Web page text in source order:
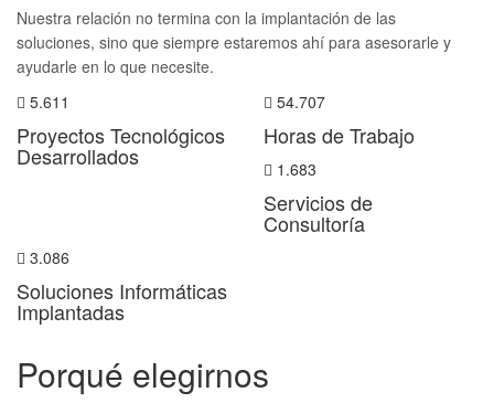
Nuestra relación no termina con la implantación de las
soluciones, sino que siempre estaremos ahí para asesorarle y
ayudarle en lo que necesite.
5.611
Proyectos Tecnológicos
Desarrollados
54.707
Horas de Trabajo
1.683
Servicios de
Consultoría
3.086
Soluciones Informáticas
Implantadas
Porqué elegirnos